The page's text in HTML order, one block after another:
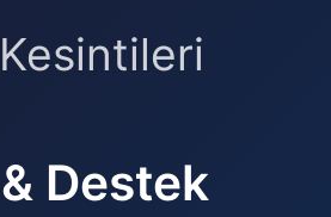
Destek